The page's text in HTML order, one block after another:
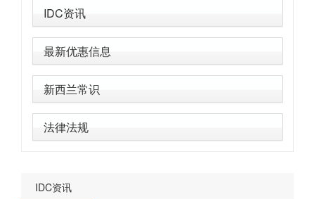
IDC资讯
最新优惠信息
新西兰常识
法律法规
IDC资讯